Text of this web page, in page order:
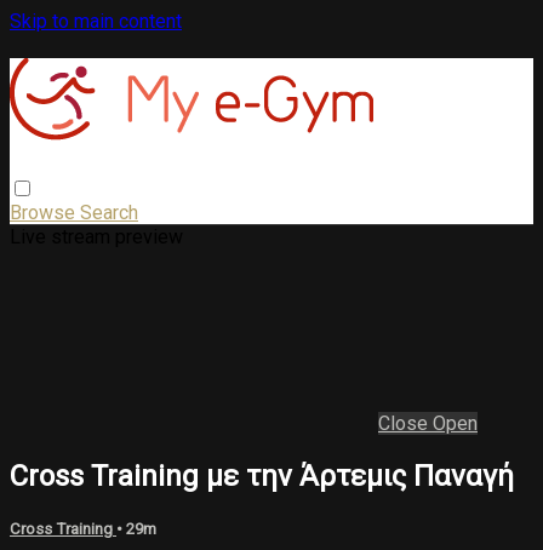
Skip to main content
Browse Search
Close Open
Cross Training με την Άρτεμις Παναγή
Cross Training • 29m